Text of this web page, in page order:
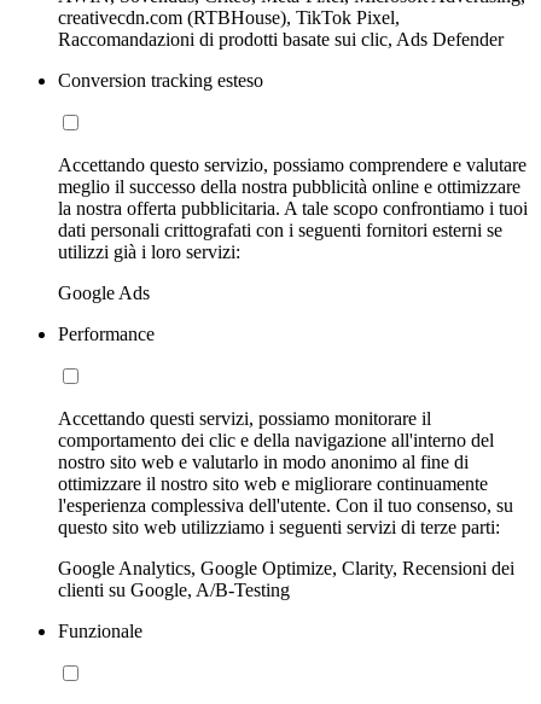
creativecdn.com (RTBHouse), TikTok Pixel,
Raccomandazioni di prodotti basate sui clic, Ads Defender
Conversion tracking esteso
Accettando questo servizio, possiamo comprendere e valutare
meglio il successo della nostra pubblicità online e ottimizzare
la nostra offerta pubblicitaria. A tale scopo confrontiamo i tuoi
dati personali crittografati con i seguenti fornitori esterni se
utilizzi già i loro servizi:
Google Ads
Performance
Accettando questi servizi, possiamo monitorare il
comportamento dei clic e della navigazione all'interno del
nostro sito web e valutarlo in modo anonimo al fine di
ottimizzare il nostro sito web e migliorare continuamente
l'esperienza complessiva dell'utente. Con il tuo consenso, su
questo sito web utilizziamo i seguenti servizi di terze parti:
Google Analytics, Google Optimize, Clarity, Recensioni dei
clienti su Google, A/B-Testing
Funzionale